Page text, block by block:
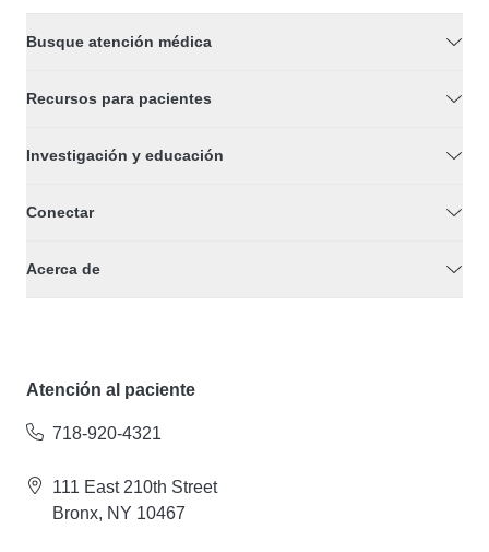
Busque atención médica
Recursos para pacientes
Investigación y educación
Conectar
Acerca de
Atención al paciente
718-920-4321
111 East 210th Street
Bronx, NY 10467